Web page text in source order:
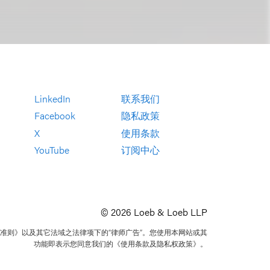
LinkedIn
Facebook
X
YouTube
联系我们
隐私政策
使用条款
订阅中心
© 2026 Loeb & Loeb LLP
则》以及其它法域之法律项下的“律师广告”。您使用本网站或其
功能即表示您同意我们的《使用条款及隐私权政策》。